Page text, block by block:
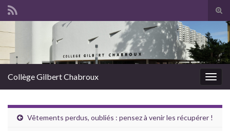
Search for:
Collège Gilbert Chabroux
Vêtements perdus, oubliés : pensez à venir les récupérer !
Panneau de gestion des cookies